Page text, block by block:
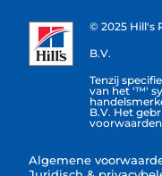
© 2025 Hill's
B.V.
Tenzij
van het '™'
B.V. Het
Algemene